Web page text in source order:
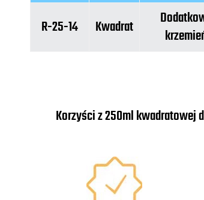
R-25-14 Kwadrat
Korzyści z 250ml kwadratowej